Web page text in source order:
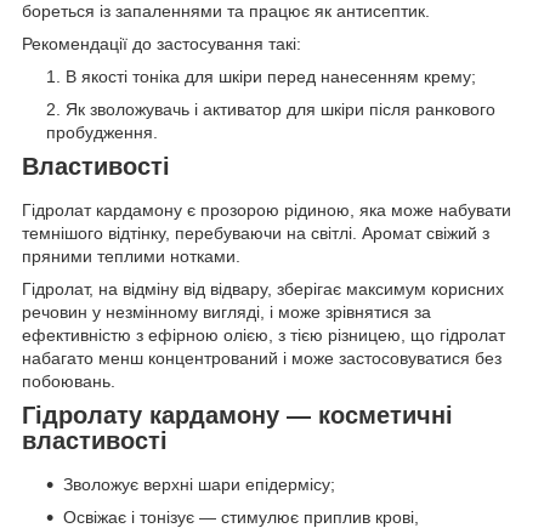
бореться із запаленнями та працює як антисептик.
Рекомендації до застосування такі:
В якості тоніка для шкіри перед нанесенням крему;
Як зволожувачь і активатор для шкіри після ранкового
пробудження.
Властивості
Гідролат кардамону є прозорою рідиною, яка може набувати
темнішого відтінку, перебуваючи на світлі. Аромат свіжий з
пряними теплими нотками.
Гідролат, на відміну від відвару, зберігає максимум корисних
речовин у незмінному вигляді, і може зрівнятися за
ефективністю з ефірною олією, з тією різницею, що гідролат
набагато менш концентрований і може застосовуватися без
побоювань.
Гідролату кардамону — косметичні
властивості
Зволожує верхні шари епідермісу;
Освіжає і тонізує — стимулює приплив крові,